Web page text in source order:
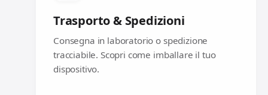
Trasporto & Spedizioni
Consegna in laboratorio o spedizione
tracciabile. Scopri come imballare il tuo
dispositivo.